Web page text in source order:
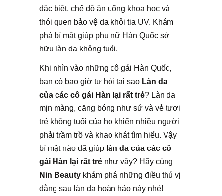
đặc biệt, chế độ ăn uống khoa học và
thói quen bảo vệ da khỏi tia UV. Khám
phá bí mật giúp phụ nữ Hàn Quốc sở
hữu làn da không tuổi.
Khi nhìn vào những cô gái Hàn Quốc,
bạn có bao giờ tự hỏi tại sao Làn da
của các cô gái Hàn lại rất trẻ? Làn da
mịn màng, căng bóng như sứ và vẻ tươi
trẻ không tuổi của họ khiến nhiều người
phải trầm trồ và khao khát tìm hiểu. Vậy
bí mật nào đã giúp làn da của các cô
gái Hàn lại rất trẻ như vậy? Hãy cùng
Nin Beauty khám phá những điều thú vị
đằng sau làn da hoàn hảo này nhé!